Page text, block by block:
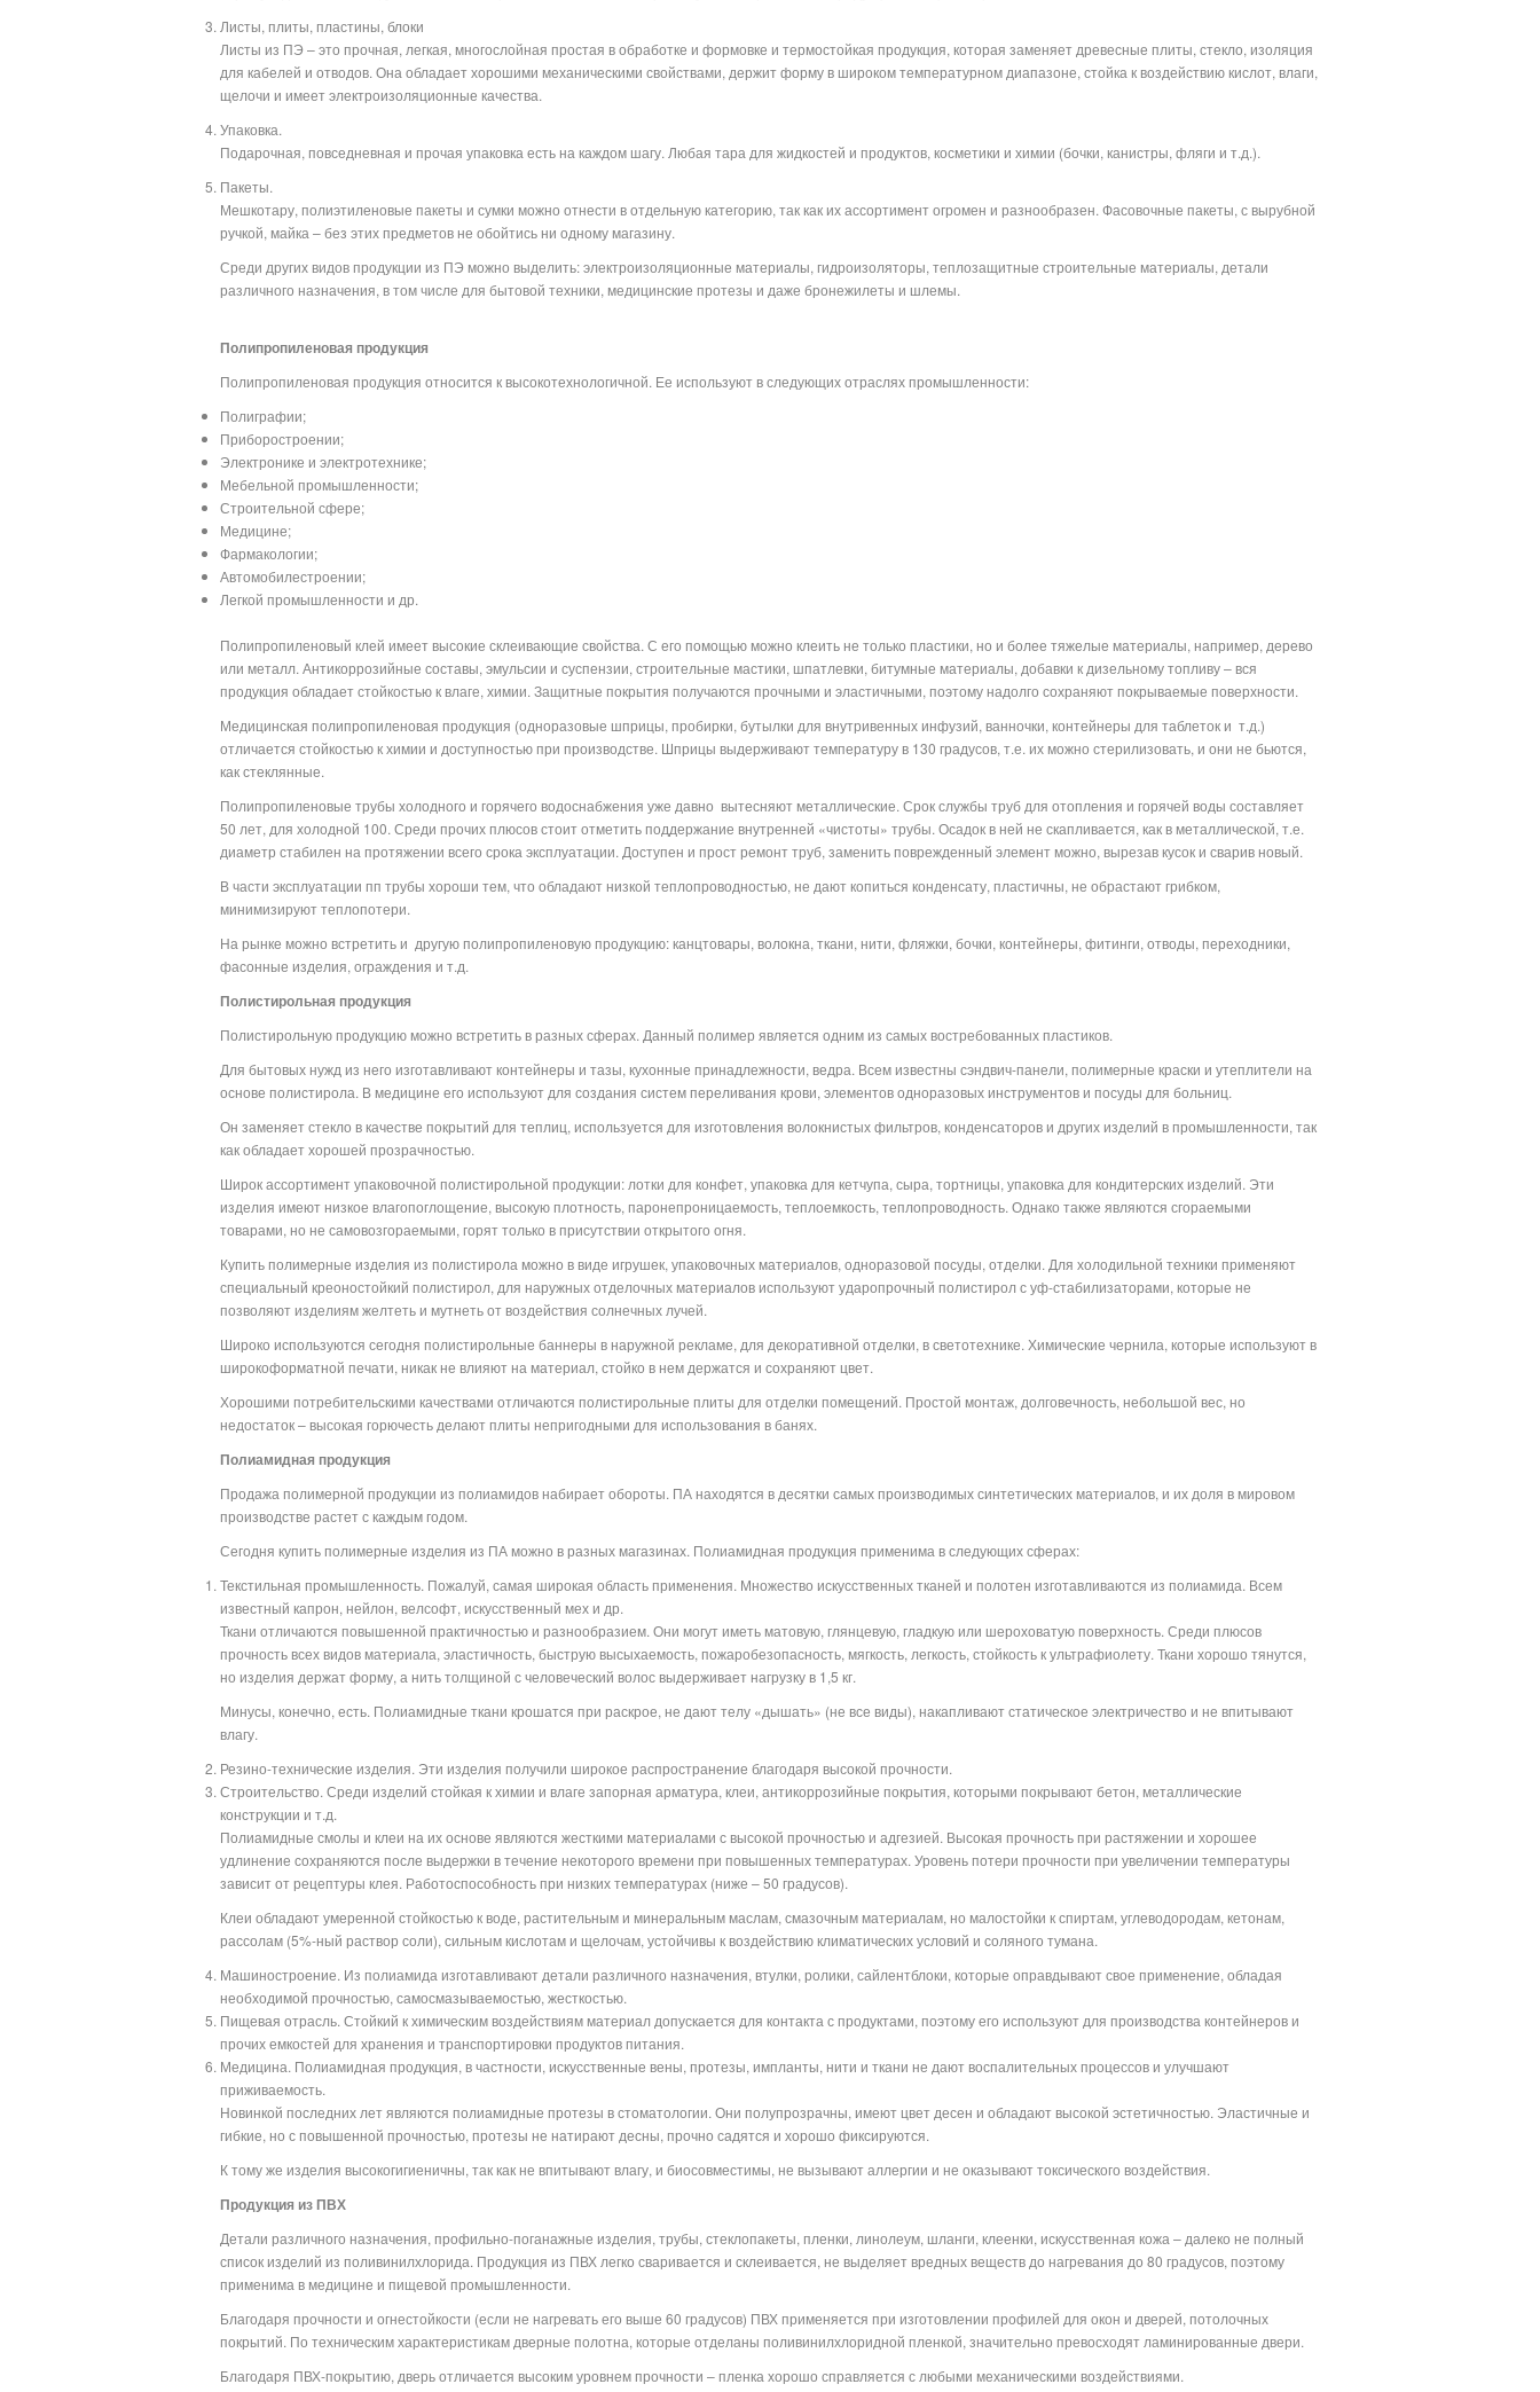
Листы, плиты, пластины, блоки
Листы из ПЭ – это прочная, легкая, многослойная простая в обработке и формовке и термостойкая продукция, которая заменяет древесные плиты, стекло, изоляция
для кабелей и отводов. Она обладает хорошими механическими свойствами, держит форму в широком температурном диапазоне, стойка к воздействию кислот, влаги,
щелочи и имеет электроизоляционные качества.
Упаковка.
Подарочная, повседневная и прочая упаковка есть на каждом шагу. Любая тара для жидкостей и продуктов, косметики и химии (бочки, канистры, фляги и т.д.).
Пакеты.
Мешкотару, полиэтиленовые пакеты и сумки можно отнести в отдельную категорию, так как их ассортимент огромен и разнообразен. Фасовочные пакеты, с вырубной
ручкой, майка – без этих предметов не обойтись ни одному магазину.
Среди других видов продукции из ПЭ можно выделить: электроизоляционные материалы, гидроизоляторы, теплозащитные строительные материалы, детали
различного назначения, в том числе для бытовой техники, медицинские протезы и даже бронежилеты и шлемы.
Полипропиленовая продукция
Полипропиленовая продукция относится к высокотехнологичной. Ее используют в следующих отраслях промышленности:
Полиграфии;
Приборостроении;
Электронике и электротехнике;
Мебельной промышленности;
Строительной сфере;
Медицине;
Фармакологии;
Автомобилестроении;
Легкой промышленности и др.
Полипропиленовый клей имеет высокие склеивающие свойства. С его помощью можно клеить не только пластики, но и более тяжелые материалы, например, дерево
или металл. Антикоррозийные составы, эмульсии и суспензии, строительные мастики, шпатлевки, битумные материалы, добавки к дизельному топливу – вся
продукция обладает стойкостью к влаге, химии. Защитные покрытия получаются прочными и эластичными, поэтому надолго сохраняют покрываемые поверхности.
Медицинская полипропиленовая продукция (одноразовые шприцы, пробирки, бутылки для внутривенных инфузий, ванночки, контейнеры для таблеток и т.д.)
отличается стойкостью к химии и доступностью при производстве. Шприцы выдерживают температуру в 130 градусов, т.е. их можно стерилизовать, и они не бьются,
как стеклянные.
Полипропиленовые трубы холодного и горячего водоснабжения уже давно вытесняют металлические. Срок службы труб для отопления и горячей воды составляет
50 лет, для холодной 100. Среди прочих плюсов стоит отметить поддержание внутренней «чистоты» трубы. Осадок в ней не скапливается, как в металлической, т.е.
диаметр стабилен на протяжении всего срока эксплуатации. Доступен и прост ремонт труб, заменить поврежденный элемент можно, вырезав кусок и сварив новый.
В части эксплуатации пп трубы хороши тем, что обладают низкой теплопроводностью, не дают копиться конденсату, пластичны, не обрастают грибком,
минимизируют теплопотери.
На рынке можно встретить и другую полипропиленовую продукцию: канцтовары, волокна, ткани, нити, фляжки, бочки, контейнеры, фитинги, отводы, переходники,
фасонные изделия, ограждения и т.д.
Полистирольная продукция
Полистирольную продукцию можно встретить в разных сферах. Данный полимер является одним из самых востребованных пластиков.
Для бытовых нужд из него изготавливают контейнеры и тазы, кухонные принадлежности, ведра. Всем известны сэндвич-панели, полимерные краски и утеплители на
основе полистирола. В медицине его используют для создания систем переливания крови, элементов одноразовых инструментов и посуды для больниц.
Он заменяет стекло в качестве покрытий для теплиц, используется для изготовления волокнистых фильтров, конденсаторов и других изделий в промышленности, так
как обладает хорошей прозрачностью.
Широк ассортимент упаковочной полистирольной продукции: лотки для конфет, упаковка для кетчупа, сыра, тортницы, упаковка для кондитерских изделий. Эти
изделия имеют низкое влагопоглощение, высокую плотность, паронепроницаемость, теплоемкость, теплопроводность. Однако также являются сгораемыми
товарами, но не самовозгораемыми, горят только в присутствии открытого огня.
Купить полимерные изделия из полистирола можно в виде игрушек, упаковочных материалов, одноразовой посуды, отделки. Для холодильной техники применяют
специальный креоностойкий полистирол, для наружных отделочных материалов используют ударопрочный полистирол с уф-стабилизаторами, которые не
позволяют изделиям желтеть и мутнеть от воздействия солнечных лучей.
Широко используются сегодня полистирольные баннеры в наружной рекламе, для декоративной отделки, в светотехнике. Химические чернила, которые используют в
широкоформатной печати, никак не влияют на материал, стойко в нем держатся и сохраняют цвет.
Хорошими потребительскими качествами отличаются полистирольные плиты для отделки помещений. Простой монтаж, долговечность, небольшой вес, но
недостаток – высокая горючесть делают плиты непригодными для использования в банях.
Полиамидная продукция
Продажа полимерной продукции из полиамидов набирает обороты. ПА находятся в десятки самых производимых синтетических материалов, и их доля в мировом
производстве растет с каждым годом.
Сегодня купить полимерные изделия из ПА можно в разных магазинах. Полиамидная продукция применима в следующих сферах:
Текстильная промышленность. Пожалуй, самая широкая область применения. Множество искусственных тканей и полотен изготавливаются из полиамида. Всем
известный капрон, нейлон, велсофт, искусственный мех и др.
Ткани отличаются повышенной практичностью и разнообразием. Они могут иметь матовую, глянцевую, гладкую или шероховатую поверхность. Среди плюсов
прочность всех видов материала, эластичность, быструю высыхаемость, пожаробезопасность, мягкость, легкость, стойкость к ультрафиолету. Ткани хорошо тянутся,
но изделия держат форму, а нить толщиной с человеческий волос выдерживает нагрузку в 1,5 кг.
Минусы, конечно, есть. Полиамидные ткани крошатся при раскрое, не дают телу «дышать» (не все виды), накапливают статическое электричество и не впитывают
влагу.
Резино-технические изделия. Эти изделия получили широкое распространение благодаря высокой прочности.
Строительство. Среди изделий стойкая к химии и влаге запорная арматура, клеи, антикоррозийные покрытия, которыми покрывают бетон, металлические
конструкции и т.д.
Полиамидные смолы и клеи на их основе являются жесткими материалами с высокой прочностью и адгезией. Высокая прочность при растяжении и хорошее
удлинение сохраняются после выдержки в течение некоторого времени при повышенных температурах. Уровень потери прочности при увеличении температуры
зависит от рецептуры клея. Работоспособность при низких температурах (ниже – 50 градусов).
Клеи обладают умеренной стойкостью к воде, растительным и минеральным маслам, смазочным материалам, но малостойки к спиртам, углеводородам, кетонам,
рассолам (5%-ный раствор соли), сильным кислотам и щелочам, устойчивы к воздействию климатических условий и соляного тумана.
Машиностроение. Из полиамида изготавливают детали различного назначения, втулки, ролики, сайлентблоки, которые оправдывают свое применение, обладая
необходимой прочностью, самосмазываемостью, жесткостью.
Пищевая отрасль. Стойкий к химическим воздействиям материал допускается для контакта с продуктами, поэтому его используют для производства контейнеров и
прочих емкостей для хранения и транспортировки продуктов питания.
Медицина. Полиамидная продукция, в частности, искусственные вены, протезы, импланты, нити и ткани не дают воспалительных процессов и улучшают
приживаемость.
Новинкой последних лет являются полиамидные протезы в стоматологии. Они полупрозрачны, имеют цвет десен и обладают высокой эстетичностью. Эластичные и
гибкие, но с повышенной прочностью, протезы не натирают десны, прочно садятся и хорошо фиксируются.
К тому же изделия высокогигиеничны, так как не впитывают влагу, и биосовместимы, не вызывают аллергии и не оказывают токсического воздействия.
Продукция из ПВХ
Детали различного назначения, профильно-поганажные изделия, трубы, стеклопакеты, пленки, линолеум, шланги, клеенки, искусственная кожа – далеко не полный
список изделий из поливинилхлорида. Продукция из ПВХ легко сваривается и склеивается, не выделяет вредных веществ до нагревания до 80 градусов, поэтому
применима в медицине и пищевой промышленности.
Благодаря прочности и огнестойкости (если не нагревать его выше 60 градусов) ПВХ применяется при изготовлении профилей для окон и дверей, потолочных
покрытий. По техническим характеристикам дверные полотна, которые отделаны поливинилхлоридной пленкой, значительно превосходят ламинированные двери.
Благодаря ПВХ-покрытию, дверь отличается высоким уровнем прочности – пленка хорошо справляется с любыми механическими воздействиями.